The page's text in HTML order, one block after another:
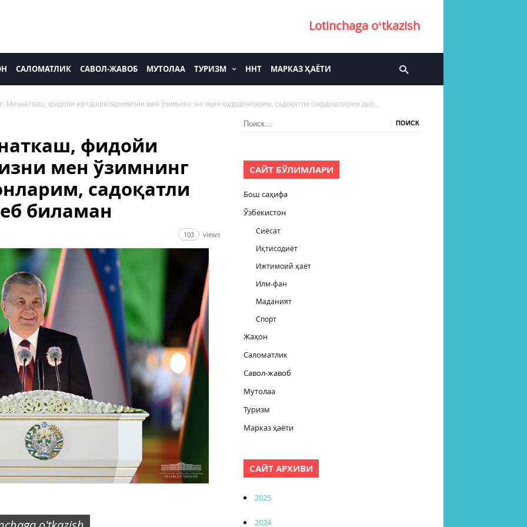
Lotinchaga oʻtkazish
САЛОМАТЛИК САВОЛ-ЖАВОБ МУТОЛАА ТУРИЗМ ННТ МАРКАЗ ҲАЁТИ
Меҳнаткаш, фидойи юртдошиларимизни мен ўзимнинг энг яқин қадрдонларим, садоқатли сафдошларим деб...
фидойи
мен ўзимнинг
садоқатли
биламан
103 views
Найти:
САЙТ БЎЛИМЛАРИ
Бош саҳифа
Ўзбекистон
Сиёсат
Иқтисодиёт
Ижтимоий ҳаёт
Илм-фан
Маданият
Спорт
Жаҳон
Саломатлик
Савол-жавоб
Мутолаа
Туризм
Марказ ҳаёти
САЙТ АРХИВИ
2025
2024